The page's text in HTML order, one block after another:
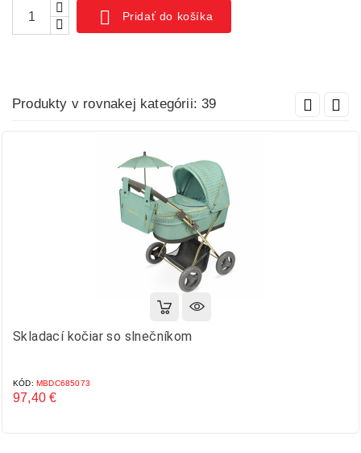
 Pridať do košíka
Produkty v rovnakej kategórii: 39
Skladací kočiar so slnečníkom
KÓD: MBDC685073
97,40 €